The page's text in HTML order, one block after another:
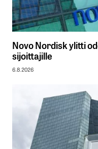
Novo Nordisk ylitti
sijoittajille
6.8.2026